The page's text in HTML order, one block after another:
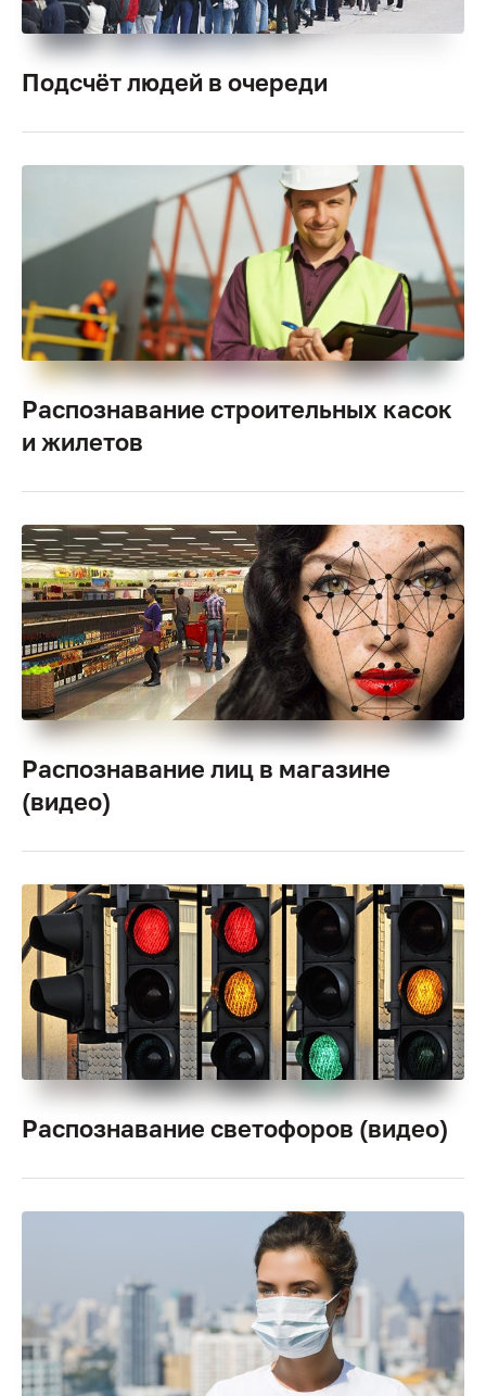
Подсчёт людей в очереди
Распознавание строительных касок
и жилетов
Распознавание лиц в магазине
(видео)
Распознавание светофоров (видео)